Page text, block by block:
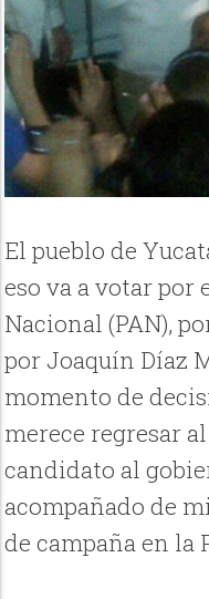
El pueblo de
eso va a votar
Nacional (PAN),
por Joaquín Díaz
momento de
merece regresar
candidato al
acompañado de
de campaña en la